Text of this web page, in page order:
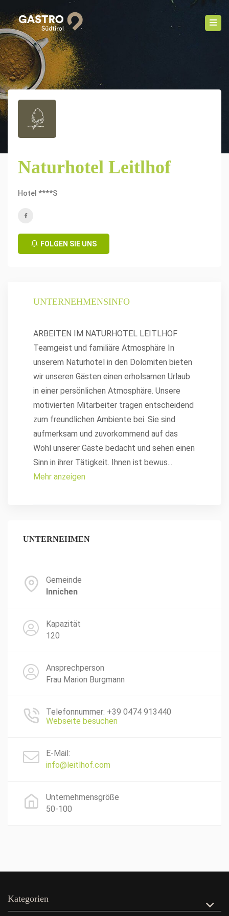
Naturhotel Leitlhof
Hotel ****S
FOLGEN SIE UNS
UNTERNEHMENSINFO
ARBEITEN IM NATURHOTEL LEITLHOF
Teamgeist und familiäre Atmosphäre In
unserem Naturhotel in den Dolomiten bieten
wir unseren Gästen einen erholsamen Urlaub
in einer persönlichen Atmosphäre. Unsere
motivierten Mitarbeiter tragen entscheidend
zum freundlichen Ambiente bei. Sie sind
aufmerksam und zuvorkommend auf das
Wohl unserer Gäste bedacht und sehen einen
Sinn in ihrer Tätigkeit. Ihnen ist bewus...
Mehr anzeigen
UNTERNEHMEN
Gemeinde
Innichen
Kapazität
120
Ansprechperson
Frau Marion Burgmann
Telefonnummer: +39 0474 913440
Webseite besuchen
E-Mail:
info@leitlhof.com
Unternehmensgröße
50-100
Kategorien